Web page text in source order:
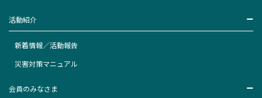
活動紹介
新着情報／活動報告
災害対策マニュアル
会員のみなさま